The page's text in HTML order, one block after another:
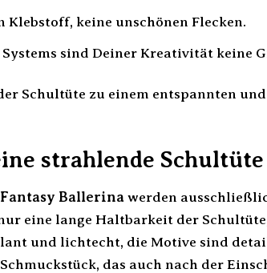
keine unschönen Flecken.
sind Deiner Kreativität keine
Schultüte zu einem entspannten
strahlende Schultüte
Ballerinawerden
eine lange Haltbarkeit der
und lichtecht, die Motive sind
das auch nach der